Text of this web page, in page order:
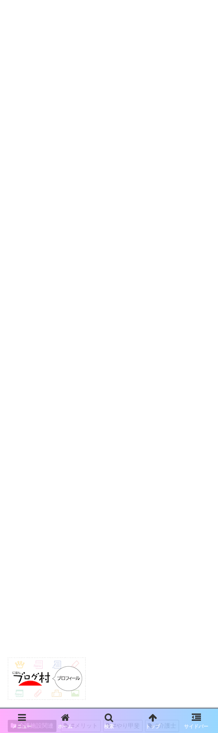
介護施設関連 #メリット #やり甲斐 #介護士
メニュー ホーム 検索 トップ サイドバー